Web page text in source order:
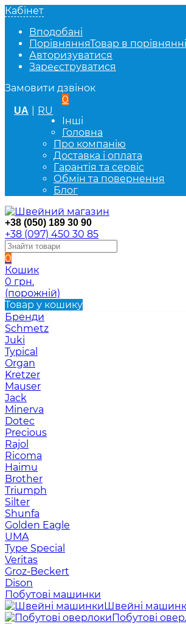
Кабінет
Вподобані
ПорівнянняТовар в порівнянні
Авторизуватися
Зареєструватися
Замовити дзвінок
UA RU
0
Інші
Головна
Про компанію
Доставка і оплата
Гарантія та сервіс
Обмін та повернення
Блог
+38 (050) 189 30 90
+38 (097) 450 30 85
0
Кошик
0 грн.
(порожній)
Товар у кошику
Бренди
Schmetz
Juki
Typical
Organ
Kretzer
Mauser
Jack
Minerva
Dotec
Precious
Rajol
Ricoma
Haimu
Brother
Triumph
Silter
Shunfa
Golden Eagle
UMA
Type Special
Veritas
Groz-Beckert
Dison
Побутові машинки
Швейні
Побутові